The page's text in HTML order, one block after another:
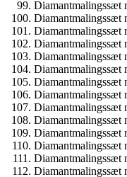
Diamantmalingssæt
Diamantmalingssæt
Diamantmalingssæt
Diamantmalingssæt
Diamantmalingssæt
Diamantmalingssæt
Diamantmalingssæt
Diamantmalingssæt
Diamantmalingssæt
Diamantmalingssæt
Diamantmalingssæt
Diamantmalingssæt
Diamantmalingssæt
Diamantmalingssæt